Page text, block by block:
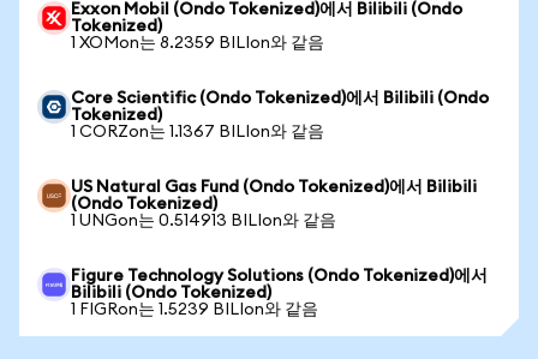
Exxon Mobil (Ondo Tokenized)에서 Bilibili (Ondo
Tokenized)
1 XOMon는 8.2359 BILIon와 같음
Core Scientific (Ondo Tokenized)에서 Bilibili (Ondo
Tokenized)
1 CORZon는 1.1367 BILIon와 같음
US Natural Gas Fund (Ondo Tokenized)에서 Bilibili
(Ondo Tokenized)
1 UNGon는 0.514913 BILIon와 같음
Figure Technology Solutions (Ondo Tokenized)에서
Bilibili (Ondo Tokenized)
1 FIGRon는 1.5239 BILIon와 같음